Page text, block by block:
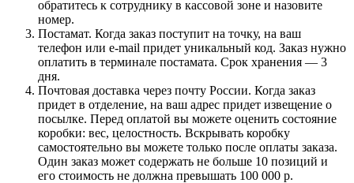
обратитесь к сотруднику в кассовой зоне и назовите
номер.
Постамат. Когда заказ поступит на точку, на ваш
телефон или e-mail придет уникальный код. Заказ нужно
оплатить в терминале постамата. Срок хранения — 3
дня.
Почтовая доставка через почту России. Когда заказ
придет в отделение, на ваш адрес придет извещение о
посылке. Перед оплатой вы можете оценить состояние
коробки: вес, целостность. Вскрывать коробку
самостоятельно вы можете только после оплаты заказа.
Один заказ может содержать не больше 10 позиций и
его стоимость не должна превышать 100 000 р.